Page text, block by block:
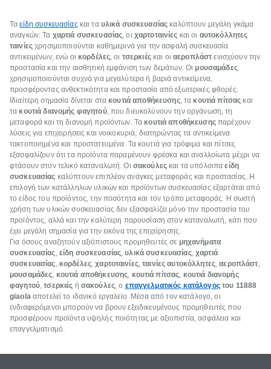
Ταείδη συσκευασίας και τα υλικά συσκευασίας καλύπτουν μεγάλη γκάμα
αναγκών. Τα χαρτιά συσκευασίας, οι χαρτοταινίες και οι αυτοκόλλητες
ταινίεςχρησιμοποιούνται καθημερινά για την ασφαλή συσκευασία
αντικειμένων, ενώ οι κορδέλες, οι τσερκιέςκαι οιαεροπλάστ ενισχύουν την
προστασία και την αισθητική εμφάνιση των δεμάτων. Οι μουσαμάδες
χρησιμοποιούνται συχνά για μεγαλύτερα ή βαριά αντικείμενα,
προσφέροντας ανθεκτικότητα και προστασία από εξωτερικές φθορές.
Ιδιαίτερη σημασία δίνεται στα κουτιά αποθήκευσης, τα κουτιά πίτσας και
τα κουτιά διανομής φαγητού, που διευκολύνουν την οργάνωση, τη
μεταφορά και τη διανομή προϊόντων. Τα κουτιά αποθήκευσηςπαρέχουν
λύσεις για επιχειρήσεις και νοικοκυριά, διατηρώντας τα αντικείμενα
τακτοποιημένα και προστατευμένα. Τα κουτιά για τρόφιμα και πίτσες
εξασφαλίζουν ότι τα προϊόντα παραμένουν φρέσκα και αναλλοίωτα μέχρι να
φτάσουν στον τελικό καταναλωτή. Οι σακούλες και τα υπόλοιπαείδη
συσκευασίας καλύπτουν επιπλέον ανάγκες μεταφοράς και προστασίας. Η
επιλογή των κατάλληλων υλικών και προϊόντων συσκευασίας εξαρτάται από
το είδος του προϊόντος, την ποσότητα και τον τρόπο μεταφοράς. Η σωστή
χρήση των υλικών συσκευασίας δεν εξασφαλίζει μόνο την προστασία του
προϊόντος, αλλά και την καλύτερη παρουσίαση στον καταναλωτή, κάτι που
έχει μεγάλη σημασία για την εικόνα της επιχείρησης.
Για όσους αναζητούν αξιόπιστους προμηθευτές σε μηχανήματα
συσκευασίας, είδη συσκευασίας,υλικά συσκευασίας,χαρτιά
συσκευασίας, κορδέλες,χαρτοταινίες,ταινίες αυτοκόλλητες,αεροπλάστ,
μουσαμάδες, κουτιά αποθήκευσης, κουτιά πίτσας, κουτιά διανομής
φαγητού,τσερκιές ή σακούλες, ο επαγγελματικός κατάλογοςτου 11888
giaolaαποτελεί το ιδανικό εργαλείο. Μέσα από τον κατάλογο, οι
ενδιαφερόμενοι μπορούν να βρουν εξειδικευμένους προμηθευτές που
προσφέρουν προϊόντα υψηλής ποιότητας με αξιοπιστία, ασφάλεια και
επαγγελματισμό.